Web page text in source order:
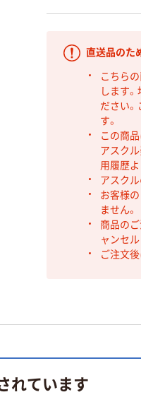
直送品のた
こちら
します
ださい
す。
この商
アスク
用履歴
アスク
お客様の
ません。
商品の
ャンセ
ご注文
れています